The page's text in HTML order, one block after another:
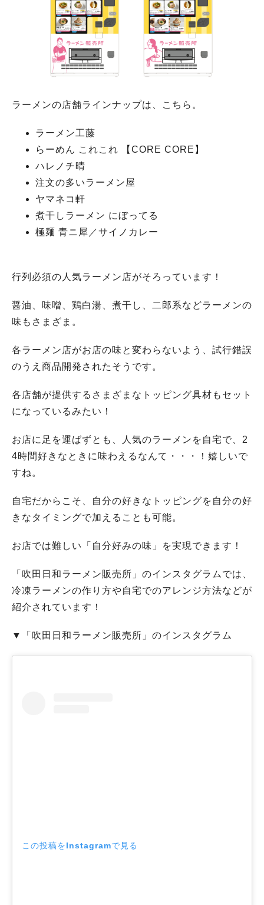
ラーメンの店舗ラインナップは、こちら。
ラーメン工藤
らーめん これこれ 【CORE CORE】
ハレノチ晴
注文の多いラーメン屋
ヤマネコ軒
煮干しラーメン にぼってる
極麺 青ニ犀／サイノカレー
行列必須の人気ラーメン店がそろっています！
醤油、味噌、鶏白湯、煮干し、二郎系などラーメンの
味もさまざま。
各ラーメン店がお店の味と変わらないよう、試行錯誤
のうえ商品開発されたそうです。
各店舗が提供するさまざまなトッピング具材もセット
になっているみたい！
お店に足を運ばずとも、人気のラーメンを自宅で、2
4時間好きなときに味わえるなんて・・・！嬉しいで
すね。
自宅だからこそ、自分の好きなトッピングを自分の好
きなタイミングで加えることも可能。
お店では難しい「自分好みの味」を実現できます！
「吹田日和ラーメン販売所」のインスタグラムでは、
冷凍ラーメンの作り方や自宅でのアレンジ方法などが
紹介されています！
▼「吹田日和ラーメン販売所」のインスタグラム
この投稿をInstagramで見る